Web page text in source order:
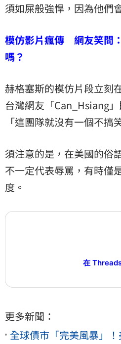
須如屎般強悍，因為他們
模仿影片瘋傳 網友笑問
嗎？
赫格塞斯的模仿片段立刻
台灣網友「Can_Hsiang
「這團隊就沒有一個不搞
須注意的是，在美國的俗
不一定代表辱罵，有時僅
度。
在
更多新聞：
全球債市「完美風暴」